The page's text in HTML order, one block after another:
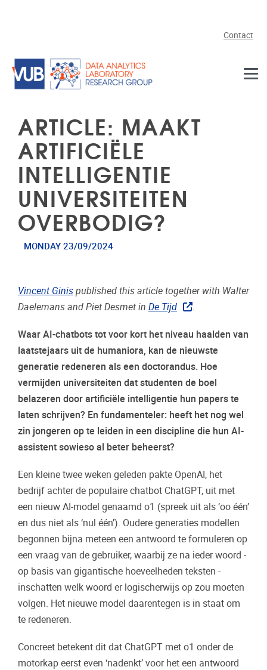
Contact
ARTICLE: MAAKT
ARTIFICIËLE
INTELLIGENTIE
UNIVERSITEITEN
OVERBODIG?
MONDAY 23/09/2024
Vincent Ginis published this article together with Walter
Daelemans and Piet Desmet in De Tijd
Waar AI-chatbots tot voor kort het niveau haalden van
laatstejaars uit de humaniora, kan de nieuwste
generatie redeneren als een doctorandus. Hoe
vermijden universiteiten dat studenten de boel
belazeren door artificiële intelligentie hun papers te
laten schrijven? En fundamenteler: heeft het nog wel
zin jongeren op te leiden in een discipline die hun AI-
assistent sowieso al beter beheerst?
Een kleine twee weken geleden pakte OpenAI, het
bedrijf achter de populaire chatbot ChatGPT, uit met
een nieuw AI-model genaamd o1 (spreek uit als ‘oo één’
en dus niet als ‘nul één’). Oudere generaties modellen
begonnen bijna meteen een antwoord te formuleren op
een vraag van de gebruiker, waarbij ze na ieder woord -
op basis van gigantische hoeveelheden teksten -
inschatten welk woord er logischerwijs op zou moeten
volgen. Het nieuwe model daarentegen is in staat om
te redeneren.
Concreet betekent dit dat ChatGPT met o1 onder de
motorkap eerst even ‘nadenkt’ voor het een antwoord